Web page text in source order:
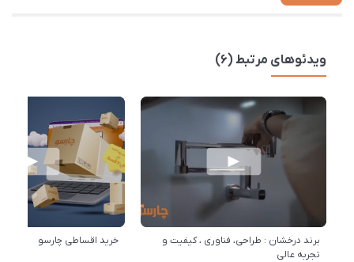
ویدئوهای مرتبط (6)
برند درخشان : طراحی، فناوری ، کیفیت و
تجربه عالی
خرید اقساطی چارسو